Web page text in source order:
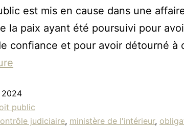
est mis en cause dans une
la paix ayant été poursuivi pour
confiance et pour avoir détourné à
2024
public
judiciaire, ministère de l'intérieur,